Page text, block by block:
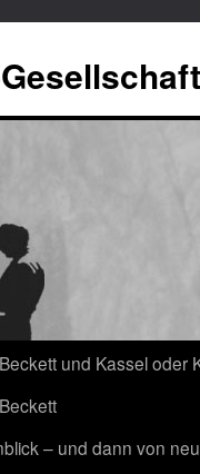
Beckett und Kassel oder
Beckett
– und dann von